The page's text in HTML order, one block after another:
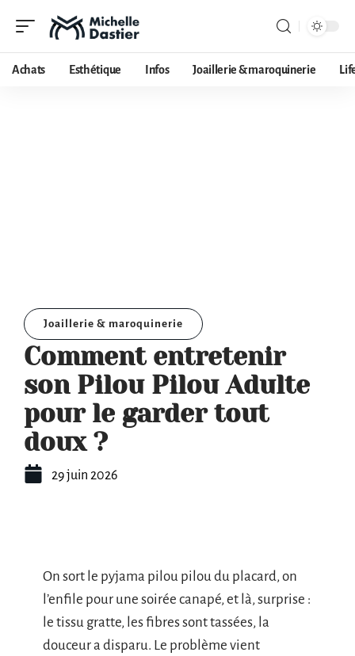
Achats Esthétique Infos Joaillerie & maroquinerie
Joaillerie & maroquinerie
Comment entretenir
son Pilou Pilou Adulte
pour le garder tout
doux ?
29 juin 2026
On sort le pyjama pilou pilou du placard, on
l’enfile pour une soirée canapé, et là, surprise :
le tissu gratte, les fibres sont tassées, la
douceur a disparu. Le problème vient